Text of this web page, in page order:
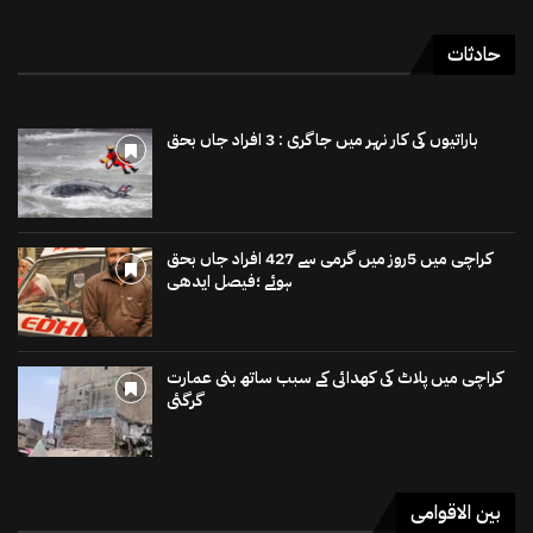
حادثات
باراتیوں کی کار نہر میں جاگری : 3 افراد جاں بحق
کراچی میں 5روز میں گرمی سے 427 افراد جاں بحق
ہوئے ؛فیصل ایدھی
کراچی میں پلاٹ کی کھدائی کے سبب ساتھ بنی عمارت
گرگئی
بین الاقوامی